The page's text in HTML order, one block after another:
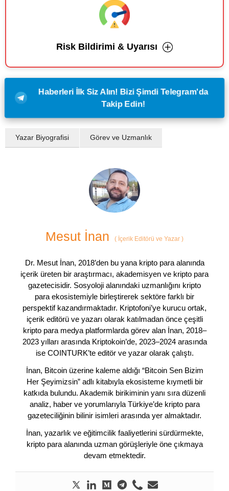
Risk Bildirimi & Uyarısı
Haberleri İlk Siz Alın! Bizi Şimdi Telegram'da
Takip Edin!
Yazar Biyografisi Görev ve Uzmanlık
Mesut İnan ( İçerik Editörü ve Yazar )
Dr. Mesut İnan, 2018’den bu yana kripto para alanında
içerik üreten bir araştırmacı, akademisyen ve kripto para
gazetecisidir. Sosyoloji alanındaki uzmanlığını kripto
para ekosistemiyle birleştirerek sektöre farklı bir
perspektif kazandırmaktadır. Kriptofoni’ye kurucu ortak,
içerik editörü ve yazarı olarak katılmadan önce çeşitli
kripto para medya platformlarda görev alan İnan, 2018–
2023 yılları arasında Kriptokoin’de, 2023–2024 arasında
ise COINTURK’te editör ve yazar olarak çalıştı.
İnan, Bitcoin üzerine kaleme aldığı “Bitcoin Sen Bizim
Her Şeyimizsin” adlı kitabıyla ekosisteme kıymetli bir
katkıda bulundu. Akademik birikiminin yanı sıra düzenli
analiz, haber ve yorumlarıyla Türkiye’de kripto para
gazeteciliğinin bilinir isimleri arasında yer almaktadır.
İnan, yazarlık ve eğitimcilik faaliyetlerini sürdürmekte,
kripto para alanında uzman görüşleriyle öne çıkmaya
devam etmektedir.